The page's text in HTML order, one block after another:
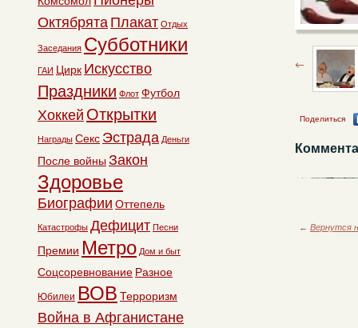
Поделиться
← Вернутся
Октябрята Плакат Отдых
Заседания Субботники
ГАИ Цирк Искусство
Праздники Флот Футбол
Хоккей Открытки
Награды Секс Эстрада Деньги
После войны Закон
Здоровье
Биографии Оттепель
Катастрофы Дефицит Песни
Премии Метро Дом и быт
Соцсоревнование Разное
Юбилеи ВОВ Терроризм
Война в Афганистане